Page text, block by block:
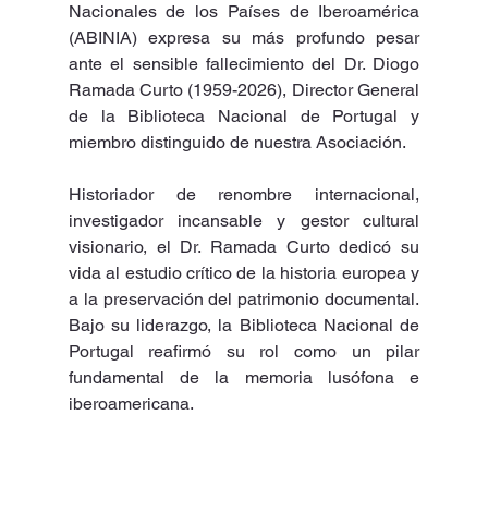
Nacionales de los Países de Iberoamérica
(ABINIA) expresa su más profundo pesar
ante el sensible fallecimiento del Dr. Diogo
Ramada Curto (1959-2026), Director General
de la Biblioteca Nacional de Portugal y
miembro distinguido de nuestra Asociación.
Historiador de renombre internacional,
investigador incansable y gestor cultural
visionario, el Dr. Ramada Curto dedicó su
vida al estudio crítico de la historia europea y
a la preservación del patrimonio documental.
Bajo su liderazgo, la Biblioteca Nacional de
Portugal reafirmó su rol como un pilar
fundamental de la memoria lusófona e
iberoamericana.